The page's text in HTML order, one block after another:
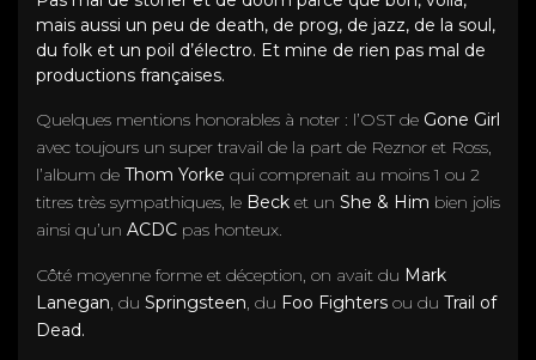
mais aussi un peu de death, de prog, de jazz, de la soul,
du folk et un poil d’électro. Et mine de rien pas mal de
productions françaises.
Quelques mentions honorables à noter : l’OST de Gone Girl
avec toujours un super travail de la part de Reznor et Ross,
l’album de Thom Yorke qui comprenait au moins 1 ou 2
titres très sympathiques, le Beck et un She & Him bien jolis
ainsi qu’un ACDC pas honteux.
Côté moyenne forme et déception, on avait du Mark
Lanegan, du Springsteen, du Foo Fighters ou du Trail of
Dead.